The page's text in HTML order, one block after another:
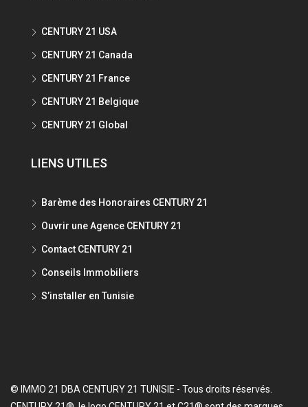
CENTURY 21 USA
CENTURY 21 Canada
CENTURY 21 France
CENTURY 21 Belgique
CENTURY 21 Global
LIENS UTILES
Barème des Honoraires CENTURY 21
Ouvrir une Agence CENTURY 21
Contact CENTURY 21
Conseils Immobiliers
S’installer en Tunisie
© IMMO 21 DBA CENTURY 21 TUNISIE - Tous droits réservés.